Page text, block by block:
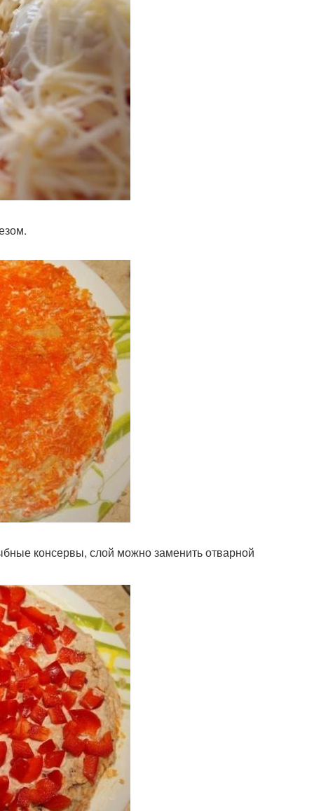
консервы, слой можно заменить отварной